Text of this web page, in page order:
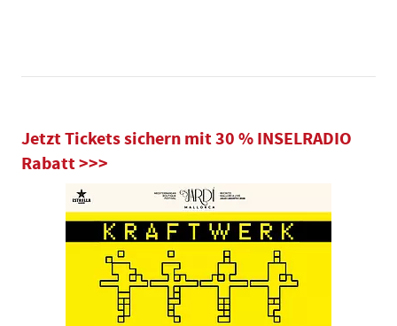
Jetzt Tickets sichern mit 30 % INSELRADIO
Rabatt >>>